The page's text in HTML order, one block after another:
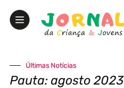
Últimas Notícias
Pauta: agosto 2023